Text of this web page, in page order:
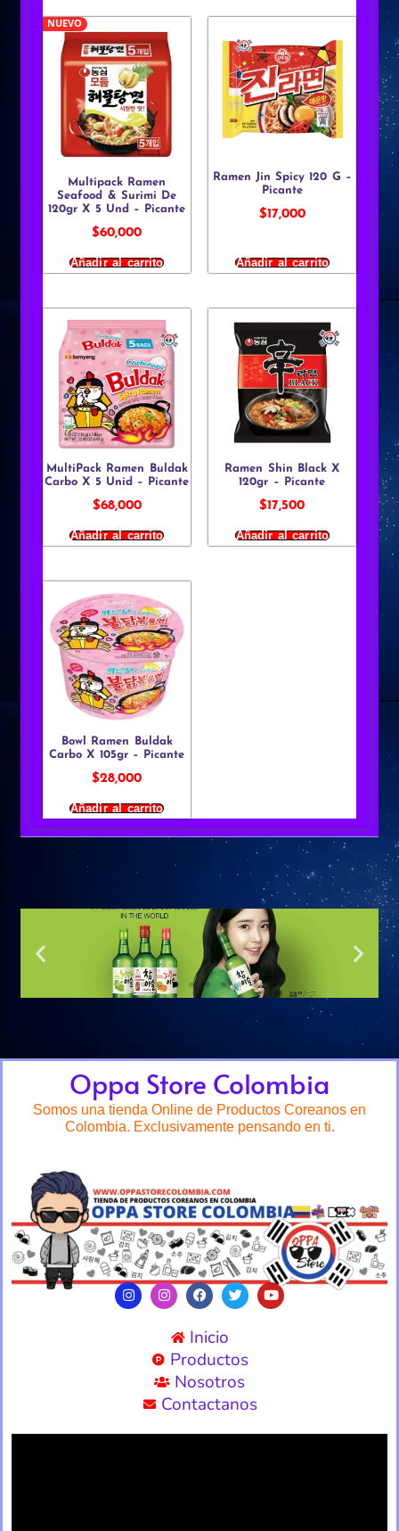
NUEVO
Multipack Ramen
Seafood & Surimi De
120gr X 5 Und – Picante
$60,000
Añadir al carrito
Ramen Jin Spicy 120 G –
Picante
$17,000
Añadir al carrito
MultiPack Ramen Buldak
Carbo X 5 Unid – Picante
$68,000
Añadir al carrito
Ramen Shin Black X
120gr – Picante
$17,500
Añadir al carrito
Bowl Ramen Buldak
Carbo X 105gr – Picante
$28,000
Añadir al carrito
Oppa Store Colombia
Somos una tienda Online de Productos Coreanos en
Colombia. Exclusivamente pensando en ti.
Inicio
Productos
Nosotros
Contactanos